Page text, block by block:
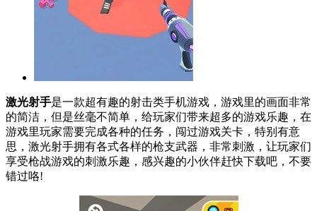
激光射手是一款超有趣的射击类手机游戏，游戏里的画面非常
的简洁，但是丝毫不简单，给玩家们带来超多的游戏乐趣，在
游戏里玩家需要完成各种的任务，闯过游戏关卡，特别有意
思，激光射手拥有各式各样的枪支武器，非常刺激，让玩家们
享受枪战游戏的刺激乐趣，感兴趣的小伙伴赶快下载吧，不要
错过咯!